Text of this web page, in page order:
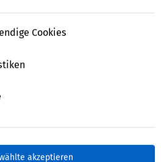
Cookies
akzeptieren
gGmbH
Entwicklung
Globales Lernen, Energie,
Bildungsmanagement,
weitere Handlungsfelder